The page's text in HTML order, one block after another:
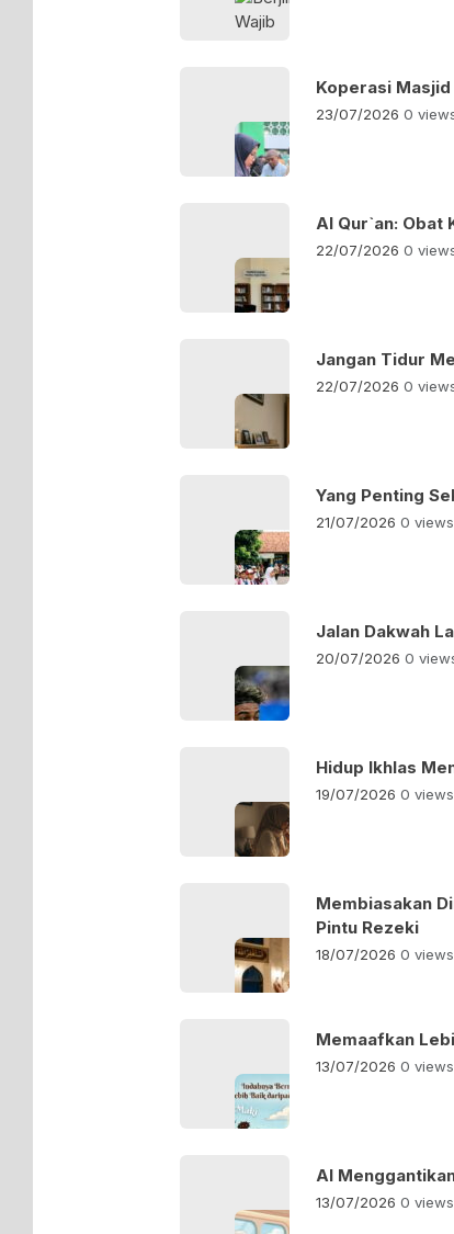
Koperasi
23/07/2026 0
Al Qur`an: Obat
22/07/2026 0
Jangan Tidur
22/07/2026 0
Yang Penting
21/07/2026 0 views
Jalan Dakwah
20/07/2026 0
Hidup Ikhlas
19/07/2026 0 views
Membiasakan
Pintu Rezeki
18/07/2026 0 views
Memaafkan
13/07/2026 0 views
AI
13/07/2026 0 views